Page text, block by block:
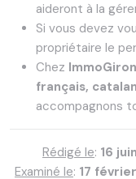
aideront à la
Si vous devez
propriétaire le
Chez
français,
accompagnons
Rédigé le: 16
Examiné le: 17